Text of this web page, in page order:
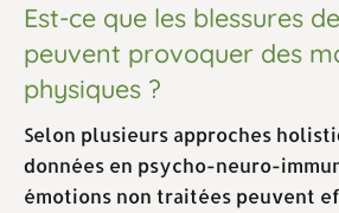
Est-ce que les blessures
peuvent provoquer des
physiques ?
Selon plusieurs approches
données en psycho-neuro-
émotions non traitées peuvent